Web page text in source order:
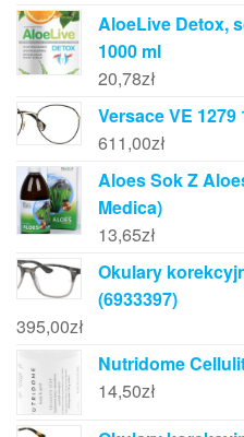
AloeLive Detox,
1000 ml
20,78zł
Versace VE 1279
611,00zł
Aloes Sok Z
Medica)
13,65zł
Okulary
(6933397)
395,00zł
Nutridome
14,50zł